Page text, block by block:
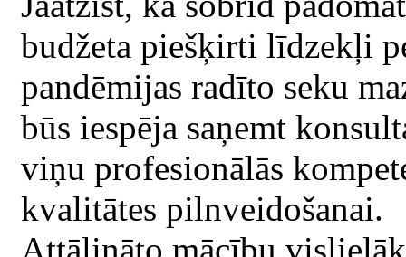
budžeta piešķirti līdzekļi
pandēmijas radīto seku
būs iespēja saņemt
viņu profesionālās
kvalitātes pilnveidošanai.
Attālināto mācību